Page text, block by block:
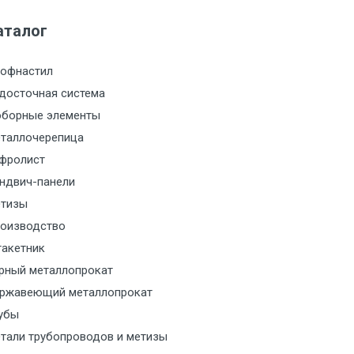
за МКАД
за МКАД
за МКАД
за МКАД
за МКАД
с транспортным
с транспортным
система
элементы
панели
металлопрокат
металлопрокат
трубопроводов и метизы